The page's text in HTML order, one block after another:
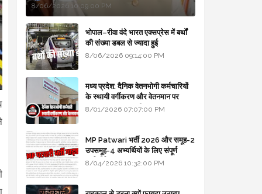
8/06/2026 10:09:00 PM
भोपाल–रीवा वंदे भारत एक्सप्रेस में बर्थों
की संख्या डबल से ज्यादा हुई
8/06/2026 09:14:00 PM
मध्य प्रदेश: दैनिक वेतनभोगी कर्मचारियों
के स्थायी वर्गीकरण और वेतनमान पर
सरकार का बड़ा स्पष्टीकरण
8/01/2026 07:07:00 PM
MP Patwari भर्ती 2026 और समूह-2
उपसमूह-4 अभ्यर्थियों के लिए संपूर्ण
मार्गदर्शिका
8/04/2026 10:32:00 PM